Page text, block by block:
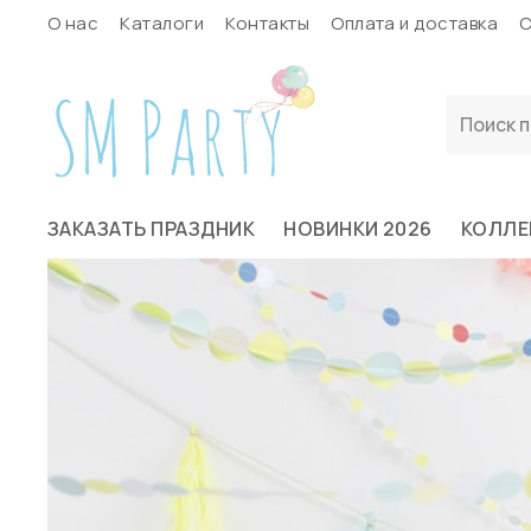
О нас Каталоги Контакты Оплата и доставка
ЗАКАЗАТЬ ПРАЗДНИК НОВИНКИ 2026